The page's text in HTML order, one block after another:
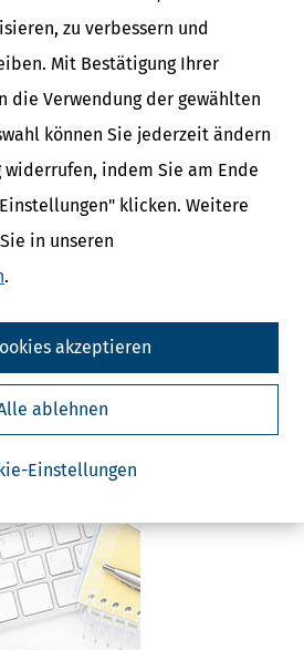
zu verbessern und
Mit Bestätigung Ihrer
die Verwendung der gewählten
können Sie jederzeit ändern
indem Sie am Ende
klicken. Weitere
in unseren
.
Einstellungen
ablehnen
akzeptieren
der Bundesregierung erlassen werden.
für Tarifverträge nach
Geldanlage
Begriffe